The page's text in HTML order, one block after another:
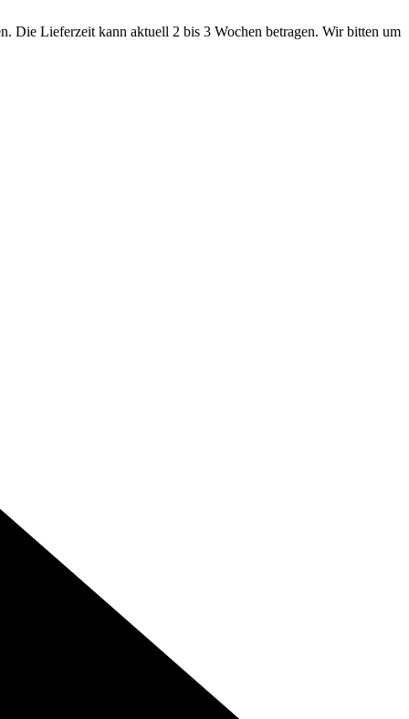
Die Lieferzeit kann aktuell 2 bis 3 Wochen betragen. Wir bitten um